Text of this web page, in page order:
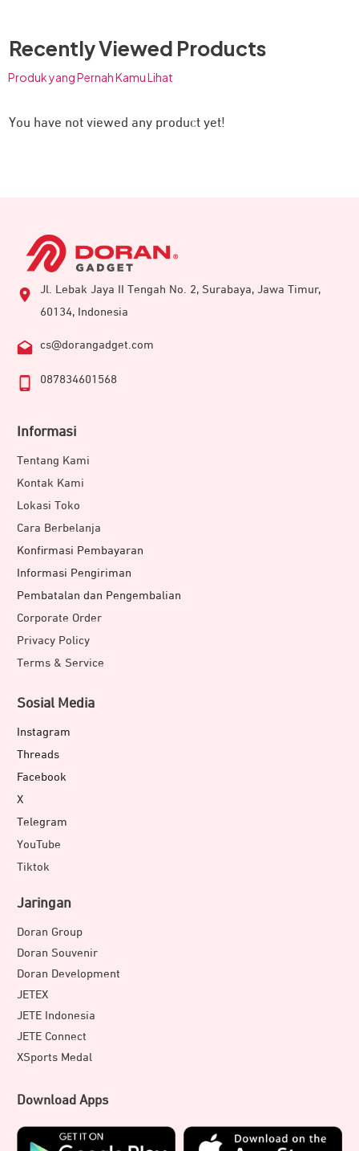
Recently Viewed Products
Produk yang Pernah Kamu Lihat
You have not viewed any product yet!
Jl. Lebak Jaya II Tengah No. 2, Surabaya, Jawa Timur,
60134, Indonesia
cs@dorangadget.com
087834601568
Informasi
Tentang Kami
Kontak Kami
Lokasi Toko
Cara Berbelanja
Konfirmasi Pembayaran
Informasi Pengiriman
Pembatalan dan Pengembalian
Corporate Order
Privacy Policy
Terms & Service
Sosial Media
Instagram
Threads
Facebook
X
Telegram
YouTube
Tiktok
Jaringan
Doran Group
Doran Souvenir
Doran Development
JETEX
JETE Indonesia
JETE Connect
XSports Medal
Download Apps